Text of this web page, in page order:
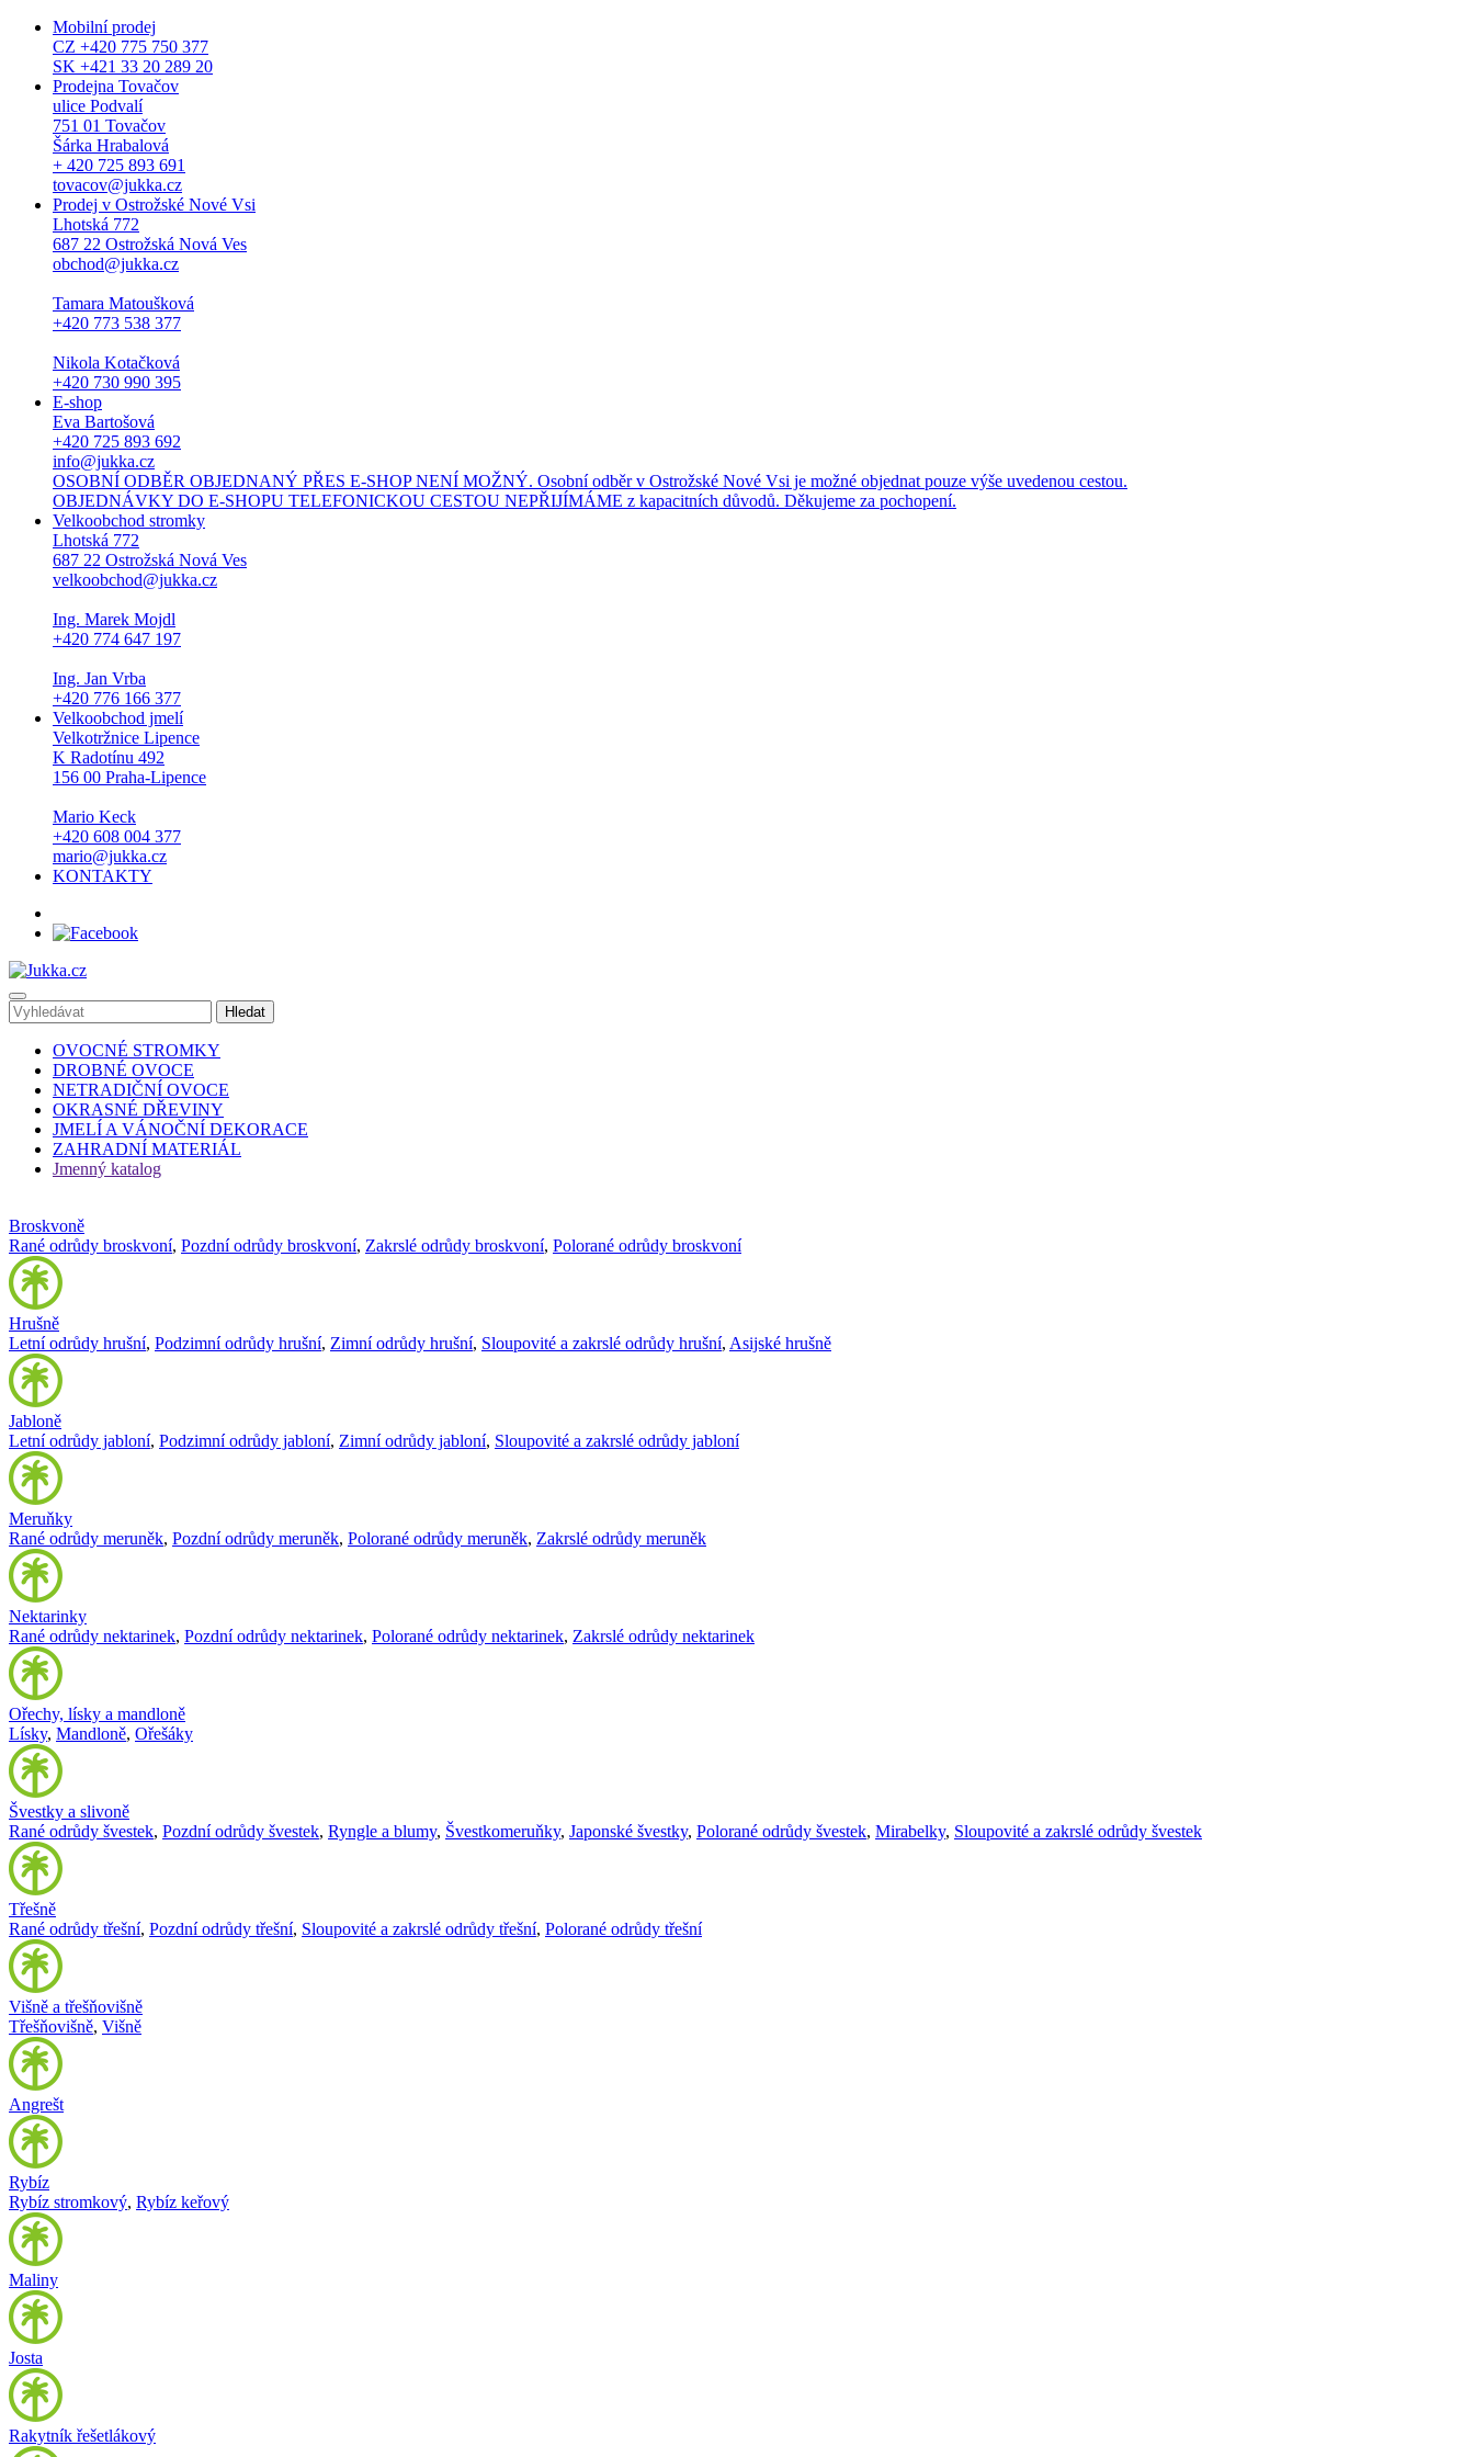
Mobilní prodej
CZ +420 775 750 377
SK +421 33 20 289 20
Prodejna Tovačov
ulice Podvalí
751 01 Tovačov
Šárka Hrabalová
+ 420 725 893 691
tovacov@jukka.cz
Prodej v Ostrožské Nové Vsi
Lhotská 772
687 22 Ostrožská Nová Ves
obchod@jukka.cz
Tamara Matoušková
+420 773 538 377
Nikola Kotačková
+420 730 990 395
E-shop
Eva Bartošová
+420 725 893 692
info@jukka.cz
OSOBNÍ ODBĚR OBJEDNANÝ PŘES E-SHOP NENÍ MOŽNÝ. Osobní odběr v Ostrožské Nové Vsi je možné objednat pouze výše uvedenou cestou.
OBJEDNÁVKY DO E-SHOPU TELEFONICKOU CESTOU NEPŘIJÍMÁME z kapacitních důvodů. Děkujeme za pochopení.
Velkoobchod stromky
Lhotská 772
687 22 Ostrožská Nová Ves
velkoobchod@jukka.cz
Ing. Marek Mojdl
+420 774 647 197
Ing. Jan Vrba
+420 776 166 377
Velkoobchod jmelí
Velkotržnice Lipence
K Radotínu 492
156 00 Praha-Lipence
Mario Keck
+420 608 004 377
mario@jukka.cz
KONTAKTY
OVOCNÉ STROMKY
DROBNÉ OVOCE
NETRADIČNÍ OVOCE
OKRASNÉ DŘEVINY
JMELÍ A VÁNOČNÍ DEKORACE
ZAHRADNÍ MATERIÁL
Jmenný katalog
Broskvoně
Rané odrůdy broskvoní, Pozdní odrůdy broskvoní, Zakrslé odrůdy broskvoní, Polorané odrůdy broskvoní
Hrušně
Letní odrůdy hrušní, Podzimní odrůdy hrušní, Zimní odrůdy hrušní, Sloupovité a zakrslé odrůdy hrušní, Asijské hrušně
Jabloně
Letní odrůdy jabloní, Podzimní odrůdy jabloní, Zimní odrůdy jabloní, Sloupovité a zakrslé odrůdy jabloní
Meruňky
Rané odrůdy meruněk, Pozdní odrůdy meruněk, Polorané odrůdy meruněk, Zakrslé odrůdy meruněk
Nektarinky
Rané odrůdy nektarinek, Pozdní odrůdy nektarinek, Polorané odrůdy nektarinek, Zakrslé odrůdy nektarinek
Ořechy, lísky a mandloně
Lísky, Mandloně, Ořešáky
Švestky a slivoně
Rané odrůdy švestek, Pozdní odrůdy švestek, Ryngle a blumy, Švestkomeruňky, Japonské švestky, Polorané odrůdy švestek, Mirabelky, Sloupovité a zakrslé odrůdy švestek
Třešně
Rané odrůdy třešní, Pozdní odrůdy třešní, Sloupovité a zakrslé odrůdy třešní, Polorané odrůdy třešní
Višně a třešňovišně
Třešňovišně, Višně
Angrešt
Rybíz
Rybíz stromkový, Rybíz keřový
Maliny
Josta
Rakytník řešetlákový